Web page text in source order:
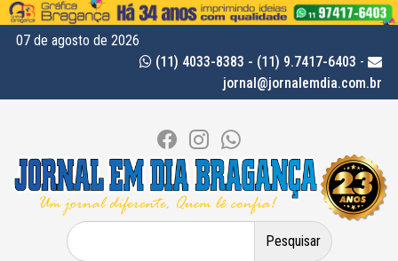
07 de agosto de 2026
(11) 4033-8383 - (11) 9.7417-6403 -
jornal@jornalemdia.com.br
Pesquisar
por: